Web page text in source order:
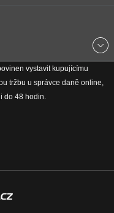
zboží a upozornění
vystavit kupujícímu
tržbu u správce daně online,
do 48 hodin.